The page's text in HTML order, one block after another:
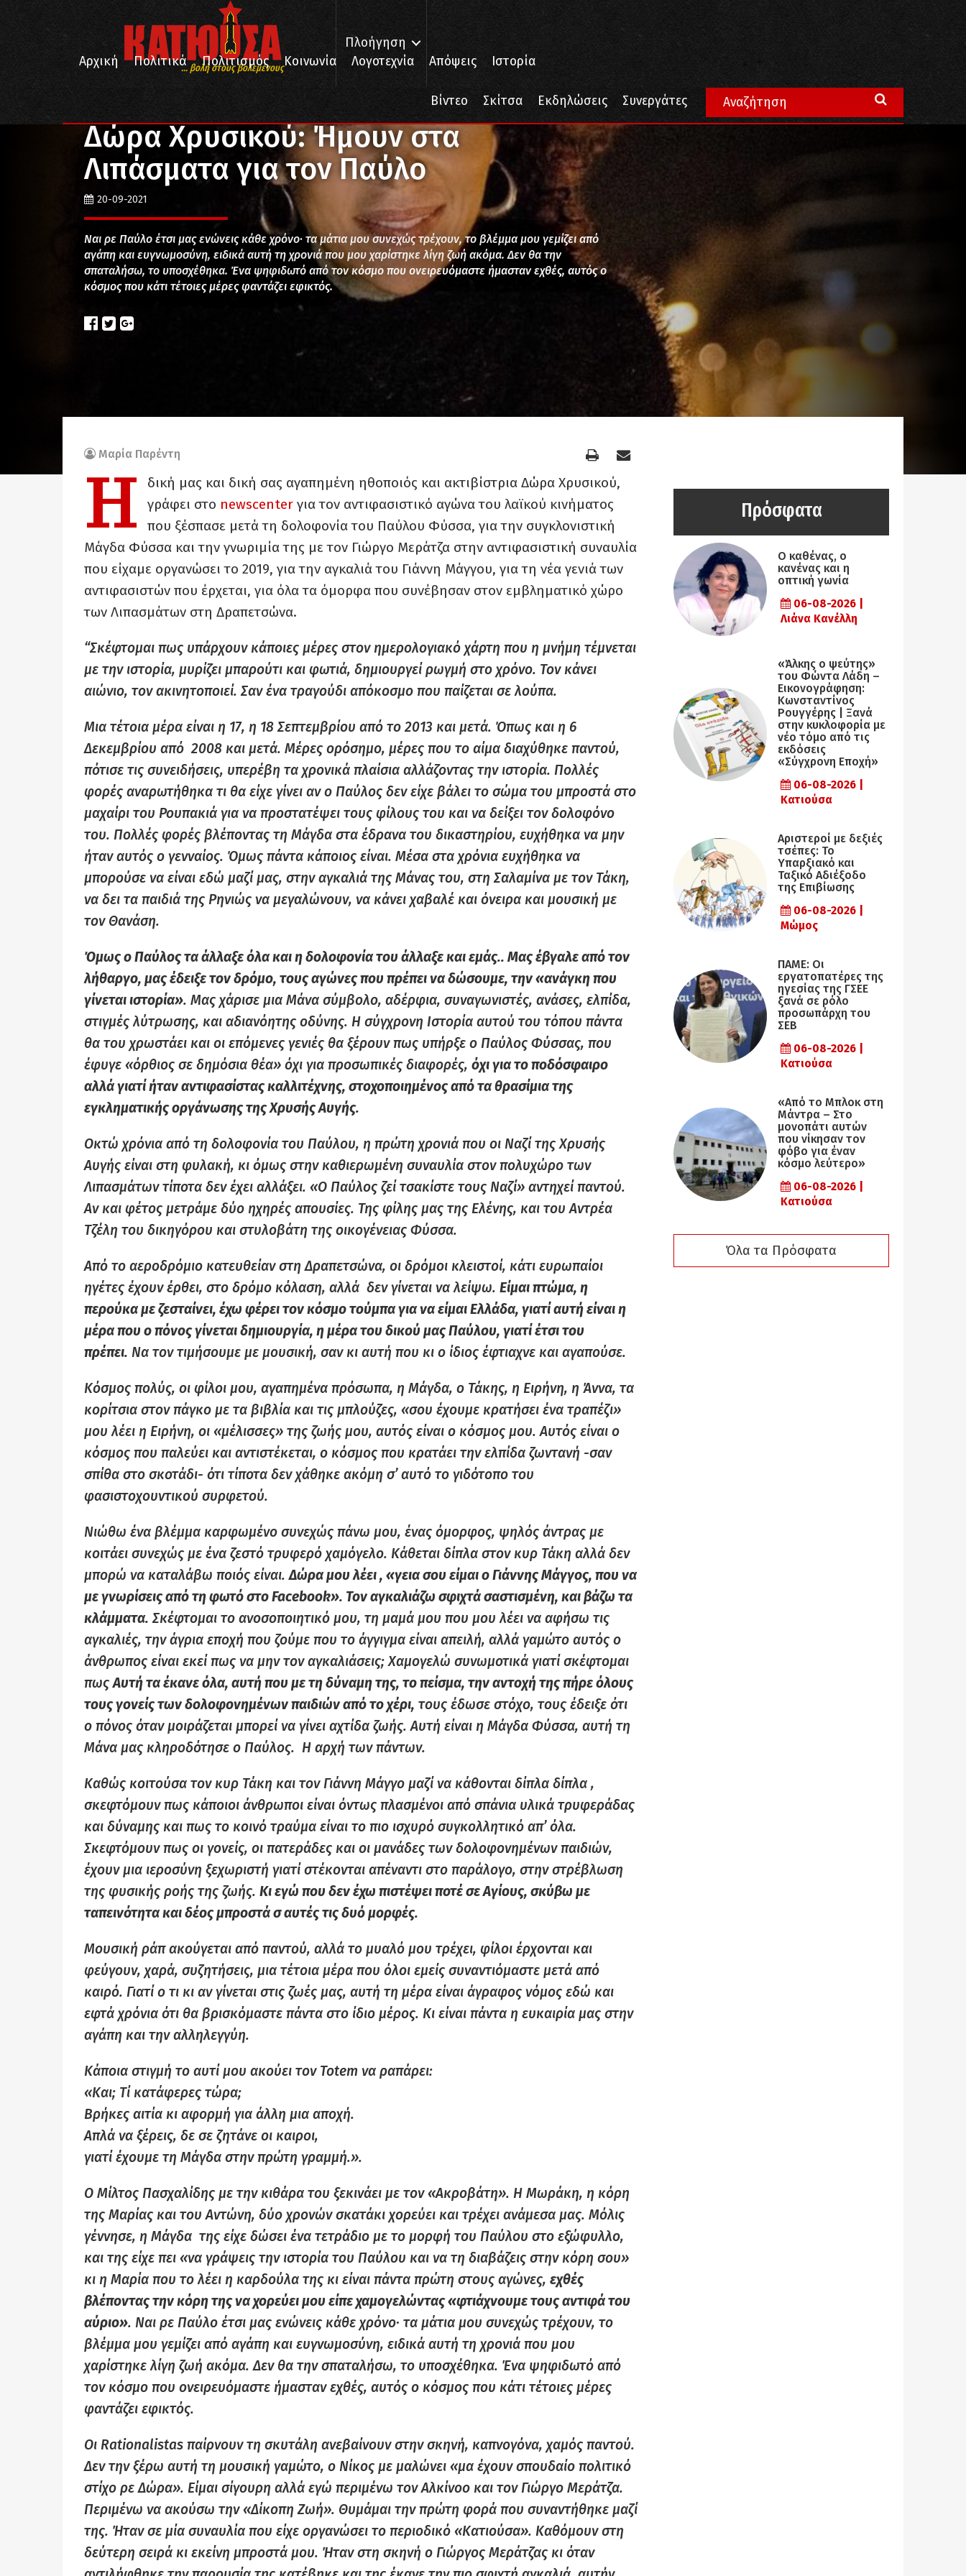
... βολή στους βολεμένους
Πλοήγηση
Αρχική
Πολιτικά Πολιτισμός Κοινωνία Λογοτεχνία Απόψεις Ιστορία
Βίντεο Σκίτσα Εκδηλώσεις Συνεργάτες
Απόψεις
Δώρα Χρυσικού: Ήμουν στα
Λιπάσματα για τον Παύλο
20-09-2021
Ναι ρε Παύλο έτσι μας ενώνεις κάθε χρόνο· τα μάτια μου συνεχώς τρέχουν, το βλέμμα μου γεμίζει από
αγάπη και ευγνωμοσύνη, ειδικά αυτή τη χρονιά που μου χαρίστηκε λίγη ζωή ακόμα. Δεν θα την
σπαταλήσω, το υποσχέθηκα. Ένα ψηφιδωτό από τον κόσμο που ονειρευόμαστε ήμασταν εχθές, αυτός ο
κόσμος που κάτι τέτοιες μέρες φαντάζει εφικτός.
Μαρία Παρέντη
Η
δική μας και δική σας αγαπημένη ηθοποιός και ακτιβίστρια Δώρα Χρυσικού,
γράφει στο newscenter για τον αντιφασιστικό αγώνα του λαϊκού κινήματος
που ξέσπασε μετά τη δολοφονία του Παύλου Φύσσα, για την συγκλονιστική
Μάγδα Φύσσα και την γνωριμία της με τον Γιώργο Μεράτζα στην αντιφασιστική συναυλία
που είχαμε οργανώσει το 2019, για την αγκαλιά του Γιάννη Μάγγου, για τη νέα γενιά των
αντιφασιστών που έρχεται, για όλα τα όμορφα που συνέβησαν στον εμβληματικό χώρο
των Λιπασμάτων στη Δραπετσώνα.
“Σκέφτομαι πως υπάρχουν κάποιες μέρες στον ημερολογιακό χάρτη που η μνήμη τέμνεται
με την ιστορία, μυρίζει μπαρούτι και φωτιά, δημιουργεί ρωγμή στο χρόνο. Τον κάνει
αιώνιο, τον ακινητοποιεί. Σαν ένα τραγούδι απόκοσμο που παίζεται σε λούπα.
Μια τέτοια μέρα είναι η 17, η 18 Σεπτεμβρίου από το 2013 και μετά. Όπως και η 6
Δεκεμβρίου από 2008 και μετά. Μέρες ορόσημο, μέρες που το αίμα διαχύθηκε παντού,
πότισε τις συνειδήσεις, υπερέβη τα χρονικά πλαίσια αλλάζοντας την ιστορία. Πολλές
φορές αναρωτήθηκα τι θα είχε γίνει αν ο Παύλος δεν είχε βάλει το σώμα του μπροστά στο
μαχαίρι του Ρουπακιά για να προστατέψει τους φίλους του και να δείξει τον δολοφόνο
του. Πολλές φορές βλέποντας τη Μάγδα στα έδρανα του δικαστηρίου, ευχήθηκα να μην
ήταν αυτός ο γενναίος. Όμως πάντα κάποιος είναι. Μέσα στα χρόνια ευχήθηκα να
μπορούσε να είναι εδώ μαζί μας, στην αγκαλιά της Μάνας του, στη Σαλαμίνα με τον Τάκη,
να δει τα παιδιά της Ρηνιώς να μεγαλώνουν, να κάνει χαβαλέ και όνειρα και μουσική με
τον Θανάση.
Όμως ο Παύλος τα άλλαξε όλα και η δολοφονία του άλλαξε και εμάς.. Μας έβγαλε από τον
λήθαργο, μας έδειξε τον δρόμο, τους αγώνες που πρέπει να δώσουμε, την «ανάγκη που
γίνεται ιστορία». Μας χάρισε μια Μάνα σύμβολο, αδέρφια, συναγωνιστές, ανάσες, ελπίδα,
στιγμές λύτρωσης, και αδιανόητης οδύνης. Η σύγχρονη Ιστορία αυτού του τόπου πάντα
θα του χρωστάει και οι επόμενες γενιές θα ξέρουν πως υπήρξε ο Παύλος Φύσσας, που
έφυγε «όρθιος σε δημόσια θέα» όχι για προσωπικές διαφορές, όχι για το ποδόσφαιρο
αλλά γιατί ήταν αντιφασίστας καλλιτέχνης, στοχοποιημένος από τα θρασίμια της
εγκληματικής οργάνωσης της Χρυσής Αυγής.
Οκτώ χρόνια από τη δολοφονία του Παύλου, η πρώτη χρονιά που οι Ναζί της Χρυσής
Αυγής είναι στη φυλακή, κι όμως στην καθιερωμένη συναυλία στον πολυχώρο των
Λιπασμάτων τίποτα δεν έχει αλλάξει. «Ο Παύλος ζεί τσακίστε τους Ναζί» αντηχεί παντού.
Αν και φέτος μετράμε δύο ηχηρές απουσίες. Της φίλης μας της Ελένης, και του Αντρέα
Τζέλη του δικηγόρου και στυλοβάτη της οικογένειας Φύσσα.
Από το αεροδρόμιο κατευθείαν στη Δραπετσώνα, οι δρόμοι κλειστοί, κάτι ευρωπαίοι
ηγέτες έχουν έρθει, στο δρόμο κόλαση, αλλά δεν γίνεται να λείψω. Είμαι πτώμα, η
περούκα με ζεσταίνει, έχω φέρει τον κόσμο τούμπα για να είμαι Ελλάδα, γιατί αυτή είναι η
μέρα που ο πόνος γίνεται δημιουργία, η μέρα του δικού μας Παύλου, γιατί έτσι του
πρέπει. Να τον τιμήσουμε με μουσική, σαν κι αυτή που κι ο ίδιος έφτιαχνε και αγαπούσε.
Κόσμος πολύς, οι φίλοι μου, αγαπημένα πρόσωπα, η Μάγδα, ο Τάκης, η Ειρήνη, η Άννα, τα
κορίτσια στον πάγκο με τα βιβλία και τις μπλούζες, «σου έχουμε κρατήσει ένα τραπέζι»
μου λέει η Ειρήνη, οι «μέλισσες» της ζωής μου, αυτός είναι ο κόσμος μου. Αυτός είναι ο
κόσμος που παλεύει και αντιστέκεται, ο κόσμος που κρατάει την ελπίδα ζωντανή -σαν
σπίθα στο σκοτάδι- ότι τίποτα δεν χάθηκε ακόμη σ’ αυτό το γιδότοπο του
φασιστοχουντικού συρφετού.
Νιώθω ένα βλέμμα καρφωμένο συνεχώς πάνω μου, ένας όμορφος, ψηλός άντρας με
κοιτάει συνεχώς με ένα ζεστό τρυφερό χαμόγελο. Κάθεται δίπλα στον κυρ Τάκη αλλά δεν
μπορώ να καταλάβω ποιός είναι.Δώρα μου λέει , «γεια σου είμαι ο Γιάννης Μάγγος, που να
με γνωρίσεις από τη φωτό στο Facebook». Τον αγκαλιάζω σφιχτά σαστισμένη, και βάζω τα
κλάμματα. Σκέφτομαι το ανοσοποιητικό μου, τη μαμά μου που μου λέει να αφήσω τις
αγκαλιές, την άγρια εποχή που ζούμε που το άγγιγμα είναι απειλή, αλλά γαμώτο αυτός ο
άνθρωπος είναι εκεί πως να μην τον αγκαλιάσεις; Χαμογελώ συνωμοτικά γιατί σκέφτομαι
πωςΑυτή τα έκανε όλα, αυτή που με τη δύναμη της, το πείσμα, την αντοχή της πήρε όλους
τους γονείς των δολοφονημένων παιδιών από το χέρι, τους έδωσε στόχο, τους έδειξε ότι
ο πόνος όταν μοιράζεται μπορεί να γίνει αχτίδα ζωής. Αυτή είναι η Μάγδα Φύσσα, αυτή τη
Μάνα μας κληροδότησε ο Παύλος. Η αρχή των πάντων.
Καθώς κοιτούσα τον κυρ Τάκη και τον Γιάννη Μάγγο μαζί να κάθονται δίπλα δίπλα ,
σκεφτόμουν πως κάποιοι άνθρωποι είναι όντως πλασμένοι από σπάνια υλικά τρυφεράδας
και δύναμης και πως το κοινό τραύμα είναι το πιο ισχυρό συγκολλητικό απ’ όλα.
Σκεφτόμουν πως οι γονείς, οι πατεράδες και οι μανάδες των δολοφονημένων παιδιών,
έχουν μια ιεροσύνη ξεχωριστή γιατί στέκονται απέναντι στο παράλογο, στην στρέβλωση
της φυσικής ροής της ζωής. Κι εγώ που δεν έχω πιστέψει ποτέ σε Αγίους, σκύβω με
ταπεινότητα και δέος μπροστά σ αυτές τις δυό μορφές.
Μουσική ράπ ακούγεται από παντού, αλλά το μυαλό μου τρέχει, φίλοι έρχονται και
φεύγουν, χαρά, συζητήσεις, μια τέτοια μέρα που όλοι εμείς συναντιόμαστε μετά από
καιρό. Γιατί ο τι κι αν γίνεται στις ζωές μας, αυτή τη μέρα είναι άγραφος νόμος εδώ και
εφτά χρόνια ότι θα βρισκόμαστε πάντα στο ίδιο μέρος. Κι είναι πάντα η ευκαιρία μας στην
αγάπη και την αλληλεγγύη.
Κάποια στιγμή το αυτί μου ακούει τον Totem να ραπάρει:
«Και; Τί κατάφερες τώρα;
Βρήκες αιτία κι αφορμή για άλλη μια αποχή.
Απλά να ξέρεις, δε σε ζητάνε οι καιροι,
γιατί έχουμε τη Μάγδα στην πρώτη γραμμή.».
Ο Μίλτος Πασχαλίδης με την κιθάρα του ξεκινάει με τον «Ακροβάτη». Η Μωράκη, η κόρη
της Μαρίας και του Αντώνη, δύο χρονών σκατάκι χορεύει και τρέχει ανάμεσα μας. Μόλις
γέννησε, η Μάγδα της είχε δώσει ένα τετράδιο με το μορφή του Παύλου στο εξώφυλλο,
και της είχε πει «να γράψεις την ιστορία του Παύλου και να τη διαβάζεις στην κόρη σου»
κι η Μαρία που το λέει η καρδούλα της κι είναι πάντα πρώτη στους αγώνες, εχθές
βλέποντας την κόρη της να χορεύει μου είπε χαμογελώντας «φτιάχνουμε τους αντιφά του
αύριο». Ναι ρε Παύλο έτσι μας ενώνεις κάθε χρόνο· τα μάτια μου συνεχώς τρέχουν, το
βλέμμα μου γεμίζει από αγάπη και ευγνωμοσύνη, ειδικά αυτή τη χρονιά που μου
χαρίστηκε λίγη ζωή ακόμα. Δεν θα την σπαταλήσω, το υποσχέθηκα. Ένα ψηφιδωτό από
τον κόσμο που ονειρευόμαστε ήμασταν εχθές, αυτός ο κόσμος που κάτι τέτοιες μέρες
φαντάζει εφικτός.
Οι Rationalistas παίρνουν τη σκυτάλη ανεβαίνουν στην σκηνή, καπνογόνα, χαμός παντού.
Δεν την ξέρω αυτή τη μουσική γαμώτο, ο Νίκος με μαλώνει «μα έχουν σπουδαίο πολιτικό
στίχο ρε Δώρα». Είμαι σίγουρη αλλά εγώ περιμένω τον Αλκίνοο και τον Γιώργο Μεράτζα.
Περιμένω να ακούσω την «Δίκοπη Ζωή». Θυμάμαι την πρώτη φορά που συναντήθηκε μαζί
της. Ήταν σε μία συναυλία που είχε οργανώσει το περιοδικό «Κατιούσα». Καθόμουν στη
δεύτερη σειρά κι εκείνη μπροστά μου. Ήταν στη σκηνή ο Γιώργος Μεράτζας κι όταν
Πρόσφατα
Ο καθένας, ο
κανένας και η
οπτική γωνία
06-08-2026 |
Λιάνα Κανέλλη
«Άλκης ο ψεύτης»
του Φώντα Λάδη –
Εικονογράφηση:
Κωνσταντίνος
Ρουγγέρης | Ξανά
στην κυκλοφορία με
νέο τόμο από τις
εκδόσεις
«Σύγχρονη Εποχή»
06-08-2026 |
Κατιούσα
Αριστεροί με δεξιές
τσέπες: Το
Υπαρξιακό και
Ταξικό Αδιέξοδο
της Επιβίωσης
06-08-2026 |
Μώμος
ΠΑΜΕ: Οι
εργατοπατέρες της
ηγεσίας της ΓΣΕΕ
ξανά σε ρόλο
προσωπάρχη του
ΣΕΒ
06-08-2026 |
Κατιούσα
«Από το Μπλοκ στη
Μάντρα – Στο
μονοπάτι αυτών
που νίκησαν τον
φόβο για έναν
κόσμο λεύτερο»
06-08-2026 |
Κατιούσα
Όλα τα Πρόσφατα